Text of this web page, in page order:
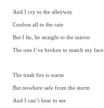
And I cry to the alleyway
Confess all to the rain
But I lie, lie straight to the mirror
The one I’ve broken to match my face
The trash fire is warm
But nowhere safe from the storm
And I can’t bear to see